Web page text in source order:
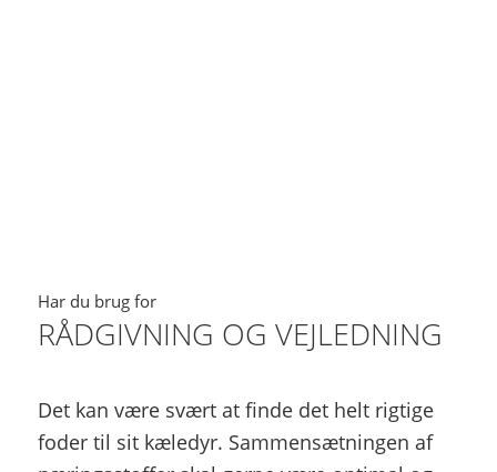
Har du brug for
RÅDGIVNING OG VEJLEDNING
Det kan være svært at finde det helt rigtige
foder til sit kæledyr. Sammensætningen af